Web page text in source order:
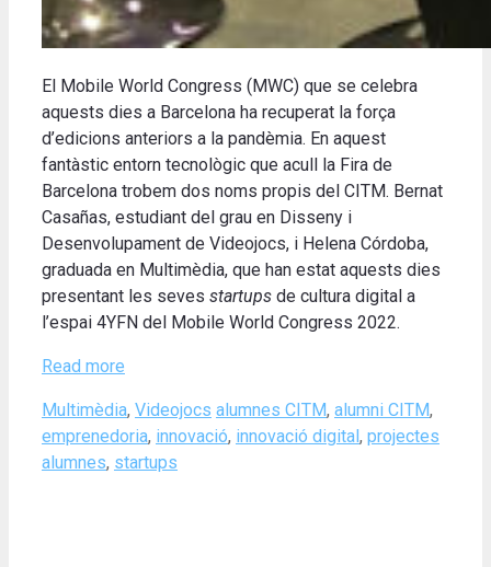
El Mobile World Congress (MWC) que se celebra
aquests dies a Barcelona ha recuperat la força
d’edicions anteriors a la pandèmia. En aquest
fantàstic entorn tecnològic que acull la Fira de
Barcelona trobem dos noms propis del CITM. Bernat
Casañas, estudiant del grau en Disseny i
Desenvolupament de Videojocs, i Helena Córdoba,
graduada en Multimèdia, que han estat aquests dies
presentant les seves startups de cultura digital a
l’espai 4YFN del Mobile World Congress 2022.
Read more
Categories
Multimèdia, Videojocs Tags
alumnes CITM, alumni CITM,
emprenedoria, innovació, innovació digital , projectes
alumnes, startups